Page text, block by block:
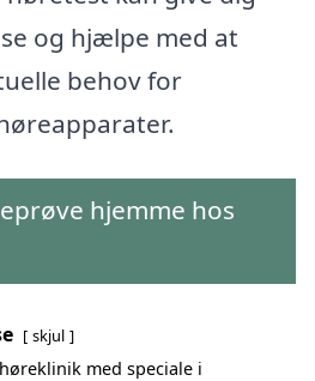
og hjælpe med at
behov for
hjemme hos
skjul
med speciale i